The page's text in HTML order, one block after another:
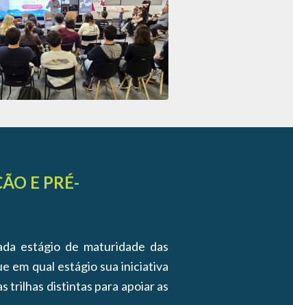
E PRÉ-
estágio de maturidade das
em qual estágio sua iniciativa
trilhas distintas para apoiar as